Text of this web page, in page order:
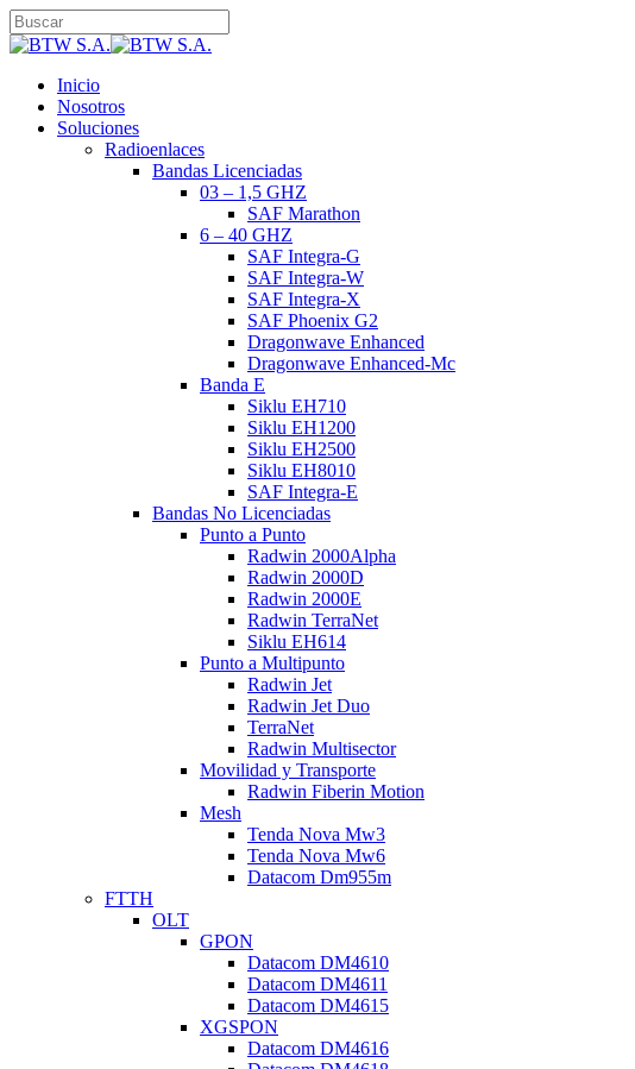
Skip
to
content
Close
search
Menu
Inicio
Nosotros
Soluciones
Radioenlaces
Bandas Licenciadas
03 – 1,5 GHZ
SAF Marathon
6 – 40 GHZ
SAF Integra-G
SAF Integra-W
SAF Integra-X
SAF Phoenix G2
Dragonwave Enhanced
Dragonwave Enhanced-Mc
Banda E
Siklu EH710
Siklu EH1200
Siklu EH2500
Siklu EH8010
SAF Integra-E
Bandas No Licenciadas
Punto a Punto
Radwin 2000Alpha
Radwin 2000D
Radwin 2000E
Radwin TerraNet
Siklu EH614
Punto a Multipunto
Radwin Jet
Radwin Jet Duo
TerraNet
Radwin Multisector
Movilidad y Transporte
Radwin Fiberin Motion
Mesh
Tenda Nova Mw3
Tenda Nova Mw6
Datacom Dm955m
FTTH
OLT
GPON
Datacom DM4610
Datacom DM4611
Datacom DM4615
XGSPON
Datacom DM4616